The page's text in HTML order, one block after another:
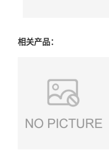
相关产品：